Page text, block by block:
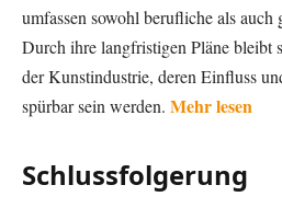
umfassen sowohl berufliche als auch
Durch ihre langfristigen Pläne bleibt
der Kunstindustrie, deren Einfluss
spürbar sein werden. Mehr lesen
Schlussfolgerung